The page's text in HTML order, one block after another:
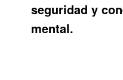
seguridad y
mental.